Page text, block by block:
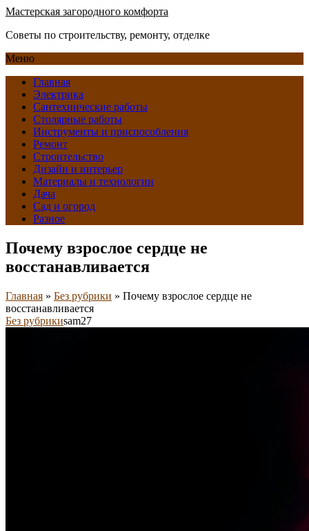
Мастерская загородного комфорта
Советы по строительству, ремонту, отделке
Меню
Главная
Электрика
Сантехнические работы
Столярные работы
Инструменты и приспособления
Ремонт
Строительство
Дизайн и интерьер
Материалы и технологии
Дача
Сад и огород
Разное
Почему взрослое сердце не
восстанавливается
Главная » Без рубрики » Почему взрослое сердце не
восстанавливается
Без рубрикиsam27